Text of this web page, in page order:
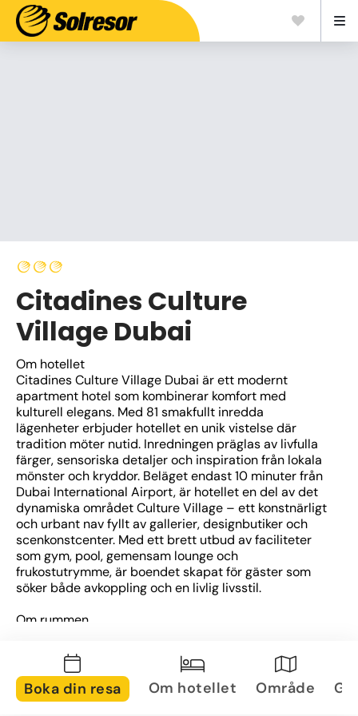
Citadines Culture
Village Dubai
Om hotellet
Citadines Culture Village Dubai är ett modernt
apartment hotel som kombinerar komfort med
kulturell elegans. Med 81 smakfullt inredda
lägenheter erbjuder hotellet en unik vistelse där
tradition möter nutid. Inredningen präglas av livfulla
färger, sensoriska detaljer och inspiration från lokala
mönster och kryddor. Beläget endast 10 minuter från
Dubai International Airport, är hotellet en del av det
dynamiska området Culture Village – ett konstnärligt
och urbant nav fyllt av gallerier, designbutiker och
scenkonstcenter. Med ett brett utbud av faciliteter
som gym, pool, gemensam lounge och
frukostutrymme, är boendet skapat för gäster som
söker både avkoppling och en livlig livsstil.
Om rummen
lägenheter – studios, ett- och tvåsovrumslägenheter,
alla med utsikt mot den ikoniska Dubai Creek.
Rummen är moderna och välplanerade med fullt
utrustade kök, stilren inredning och genomtänkta
Boka din resa Om hotellet Område